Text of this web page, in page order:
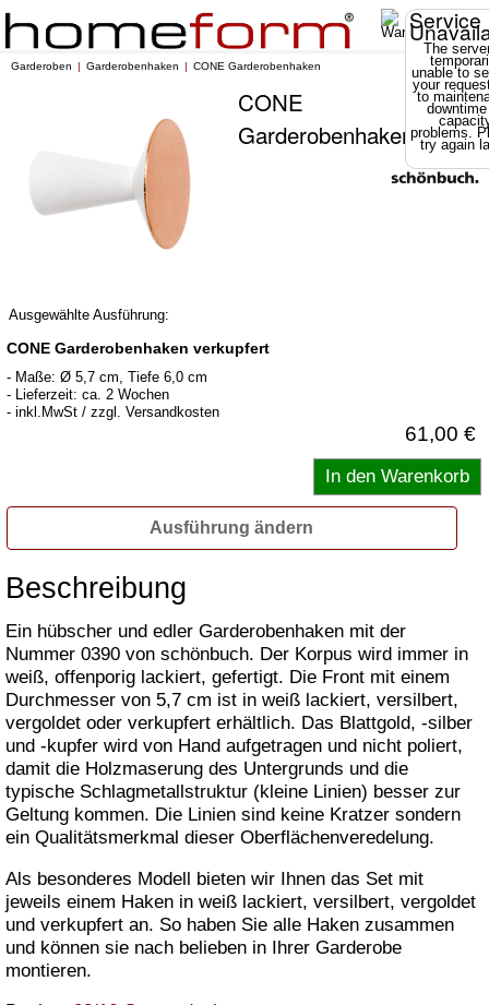
Service
The
unable to
your
to
problems.
try again
Garderoben Garderobenhaken CONE Garderobenhaken
CONE
Garderobenhaken
Ausgewählte Ausführung:
CONE Garderobenhaken verkupfert
- Maße: Ø 5,7 cm, Tiefe 6,0 cm
- Lieferzeit: ca. 2 Wochen
- inkl.MwSt / zzgl. Versandkosten
61,00 €
Ausführung ändern
Beschreibung
Ein hübscher und edler Garderobenhaken mit der
Nummer 0390 von schönbuch. Der Korpus wird immer in
weiß, offenporig lackiert, gefertigt. Die Front mit einem
Durchmesser von 5,7 cm ist in weiß lackiert, versilbert,
vergoldet oder verkupfert erhältlich. Das Blattgold, -silber
und -kupfer wird von Hand aufgetragen und nicht poliert,
damit die Holzmaserung des Untergrunds und die
typische Schlagmetallstruktur (kleine Linien) besser zur
Geltung kommen. Die Linien sind keine Kratzer sondern
ein Qualitätsmerkmal dieser Oberflächenveredelung.
Als besonderes Modell bieten wir Ihnen das Set mit
jeweils einem Haken in weiß lackiert, versilbert, vergoldet
und verkupfert an. So haben Sie alle Haken zusammen
und können sie nach belieben in Ihrer Garderobe
montieren.